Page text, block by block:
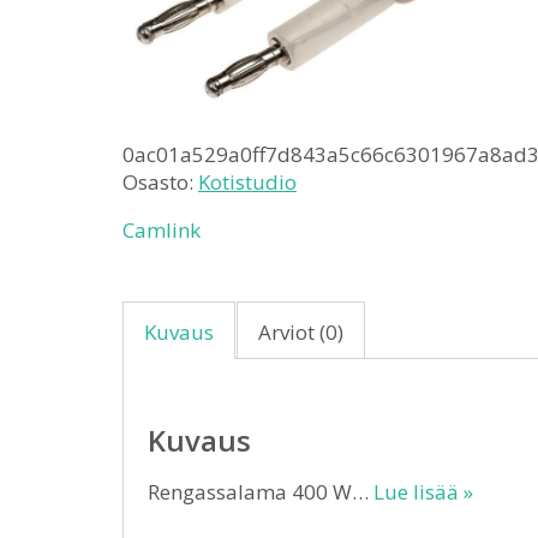
Osasto: Kotistudio
Camlink
Kuvaus Arviot (0)
Kuvaus
Rengassalama 400 W… Lue lisää »